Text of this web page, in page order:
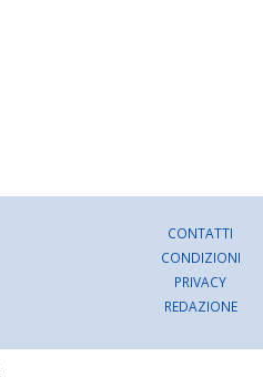
CONTATTI
CONDIZIONI
PRIVACY
REDAZIONE